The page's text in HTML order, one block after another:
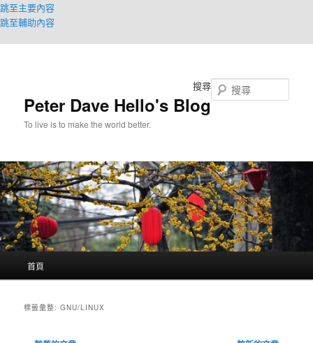
跳至主要內容
跳至輔助內容
Peter Dave Hello's Blog
To live is to make the world better.
搜尋
首頁
標籤彙整:GNU/LINUX